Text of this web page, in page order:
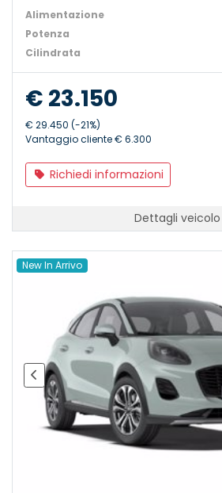
Alimentazione
Potenza
Cilindrata
€ 23.150
€ 29.450 (-21%)
Vantaggio cliente € 6.300
Richiedi informazioni
Dettagli veicolo
New In Arrivo